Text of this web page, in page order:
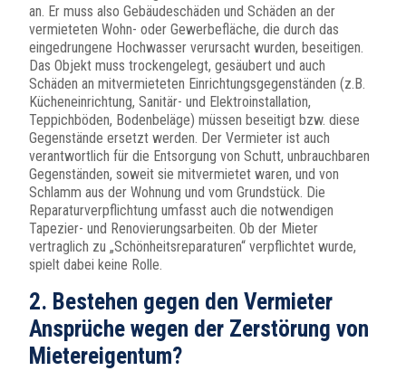
an. Er muss also Gebäudeschäden und Schäden an der
vermieteten Wohn- oder Gewerbefläche, die durch das
eingedrungene Hochwasser verursacht wurden, beseitigen.
Das Objekt muss trockengelegt, gesäubert und auch
Schäden an mitvermieteten Einrichtungsgegenständen (z.B.
Kücheneinrichtung, Sanitär- und Elektroinstallation,
Teppichböden, Bodenbeläge) müssen beseitigt bzw. diese
Gegenstände ersetzt werden. Der Vermieter ist auch
verantwortlich für die Entsorgung von Schutt, unbrauchbaren
Gegenständen, soweit sie mitvermietet waren, und von
Schlamm aus der Wohnung und vom Grundstück. Die
Reparaturverpflichtung umfasst auch die notwendigen
Tapezier- und Renovierungsarbeiten. Ob der Mieter
vertraglich zu „Schönheitsreparaturen“ verpflichtet wurde,
spielt dabei keine Rolle.
2. Bestehen gegen den Vermieter
Ansprüche wegen der Zerstörung von
Mietereigentum?